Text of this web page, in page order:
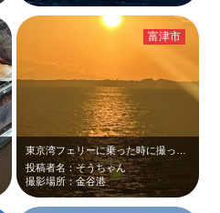
投稿者名：そうちゃん
撮影場所：金谷港
富津市